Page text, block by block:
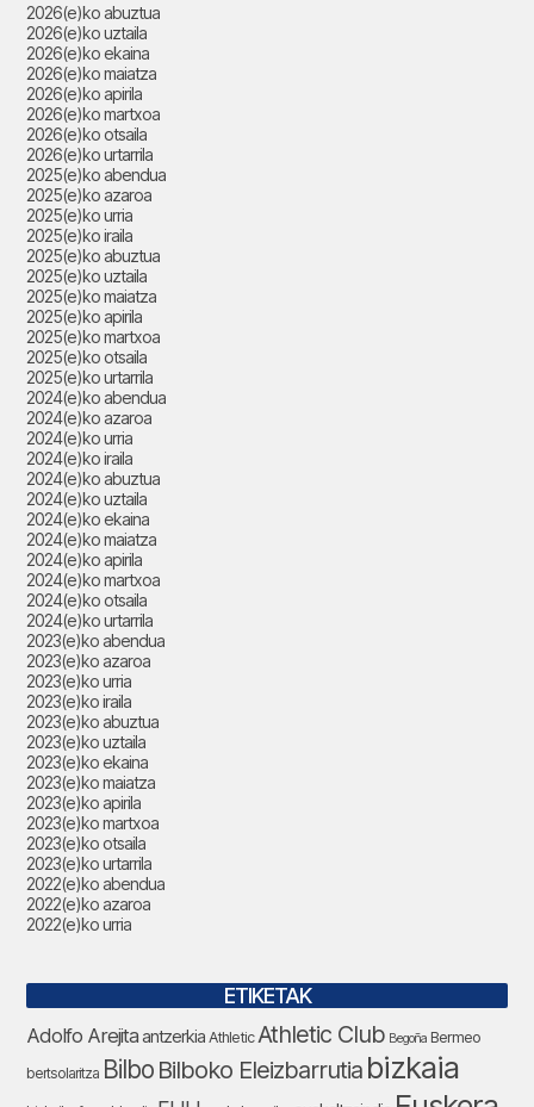
2026(e)ko abuztua
2026(e)ko uztaila
2026(e)ko ekaina
2026(e)ko maiatza
2026(e)ko apirila
2026(e)ko martxoa
2026(e)ko otsaila
2026(e)ko urtarrila
2025(e)ko abendua
2025(e)ko azaroa
2025(e)ko urria
2025(e)ko iraila
2025(e)ko abuztua
2025(e)ko uztaila
2025(e)ko maiatza
2025(e)ko apirila
2025(e)ko martxoa
2025(e)ko otsaila
2025(e)ko urtarrila
2024(e)ko abendua
2024(e)ko azaroa
2024(e)ko urria
2024(e)ko iraila
2024(e)ko abuztua
2024(e)ko uztaila
2024(e)ko ekaina
2024(e)ko maiatza
2024(e)ko apirila
2024(e)ko martxoa
2024(e)ko otsaila
2024(e)ko urtarrila
2023(e)ko abendua
2023(e)ko azaroa
2023(e)ko urria
2023(e)ko iraila
2023(e)ko abuztua
2023(e)ko uztaila
2023(e)ko ekaina
2023(e)ko maiatza
2023(e)ko apirila
2023(e)ko martxoa
2023(e)ko otsaila
2023(e)ko urtarrila
2022(e)ko abendua
2022(e)ko azaroa
2022(e)ko urria
ETIKETAK
Adolfo Arejitaantzerkia Athletic Athletic Club Begoña Bermeo
bertsolaritza Bilbo Bilboko Eleizbarrutia bizkaia